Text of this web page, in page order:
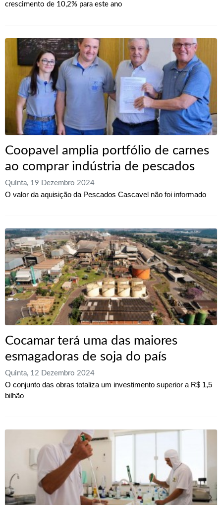
crescimento de 10,2% para este ano
Coopavel amplia portfólio de carnes
ao comprar indústria de pescados
Quinta, 19 Dezembro 2024
O valor da aquisição da Pescados Cascavel não foi informado
Cocamar terá uma das maiores
esmagadoras de soja do país
Quinta, 12 Dezembro 2024
O conjunto das obras totaliza um investimento superior a R$ 1,5
bilhão